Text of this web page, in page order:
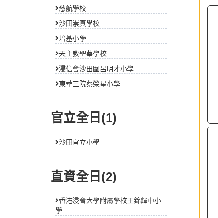
慈航學校
沙田崇真學校
培基小學
天主教聖華學校
浸信會沙田圍呂明才小學
東華三院蔡榮星小學
官立全日(1)
沙田官立小學
直資全日(2)
香港浸會大學附屬學校王錦輝中小
學